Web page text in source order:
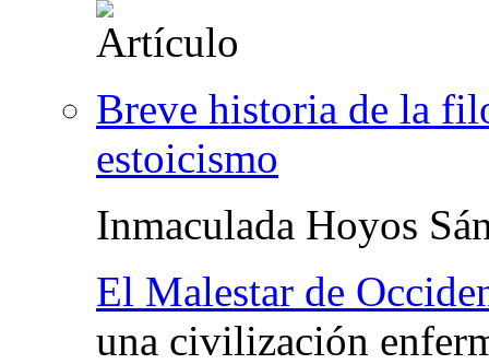
Breve historia de la
estoicismo
Inmaculada Hoyos
El Malestar de
una civilización